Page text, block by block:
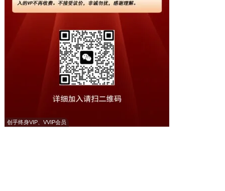
创乎终身VIP、VVIP会员